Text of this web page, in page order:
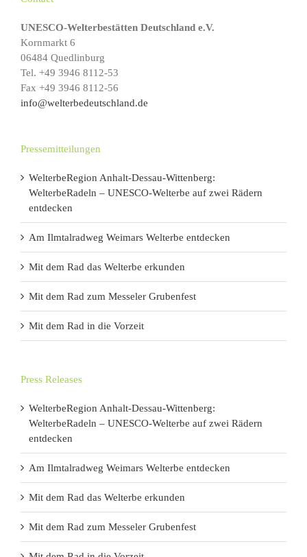
UNESCO-Welterbestätten Deutschland e.V.
Kornmarkt 6
06484 Quedlinburg
Tel. +49 3946 8112-53
Fax +49 3946 8112-56
info@welterbedeutschland.de
Pressemitteilungen
WelterbeRegion Anhalt-Dessau-Wittenberg:
WelterbeRadeln – UNESCO-Welterbe auf zwei Rädern
entdecken
Am Ilmtalradweg Weimars Welterbe entdecken
Mit dem Rad das Welterbe erkunden
Mit dem Rad zum Messeler Grubenfest
Mit dem Rad in die Vorzeit
Press Releases
WelterbeRegion Anhalt-Dessau-Wittenberg:
WelterbeRadeln – UNESCO-Welterbe auf zwei Rädern
entdecken
Am Ilmtalradweg Weimars Welterbe entdecken
Mit dem Rad das Welterbe erkunden
Mit dem Rad zum Messeler Grubenfest